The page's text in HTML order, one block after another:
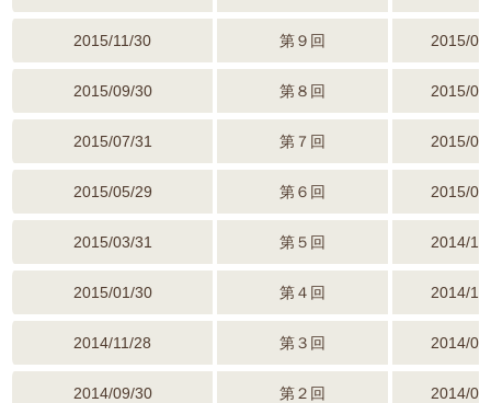
2015/11/30 第９回 2015/
2015/09/30 第８回 2015/
2015/07/31 第７回 2015/
2015/05/29 第６回 2015/
2015/03/31 第５回 2014/
2015/01/30 第４回 2014/
2014/11/28 第３回 2014/
2014/09/30 第２回 2014/